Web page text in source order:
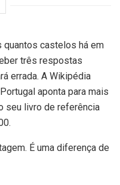
castelos há em
três respostas
errada. A Wikipédia
aponta para mais
seu livro de referência
É uma diferença de